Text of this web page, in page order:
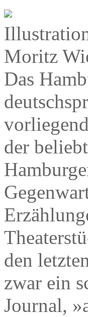
Moritz
Das
der
den
zwar ein
Journal,